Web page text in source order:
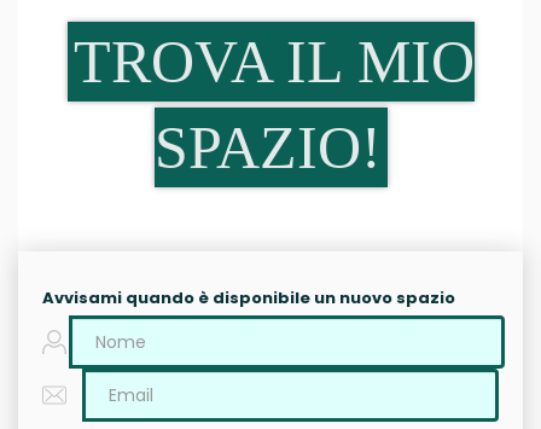
TROVA IL MIO
SPAZIO!
Avvisami quando è disponibile un nuovo spazio